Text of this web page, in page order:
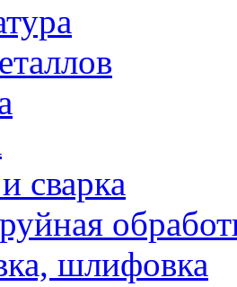
сварка
шлифовка